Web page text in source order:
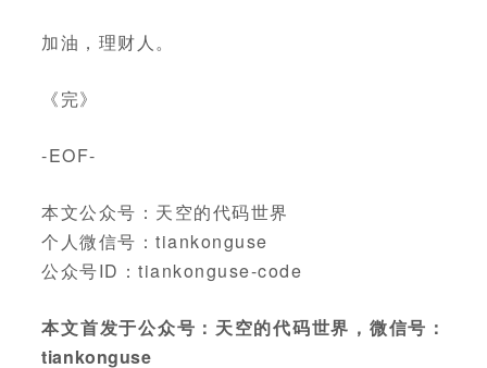
加油，理财人。
《完》
-EOF-
本文公众号：天空的代码世界
个人微信号：tiankonguse
公众号ID：tiankonguse-code
本文首发于公众号：天空的代码世界，微信号：
tiankonguse